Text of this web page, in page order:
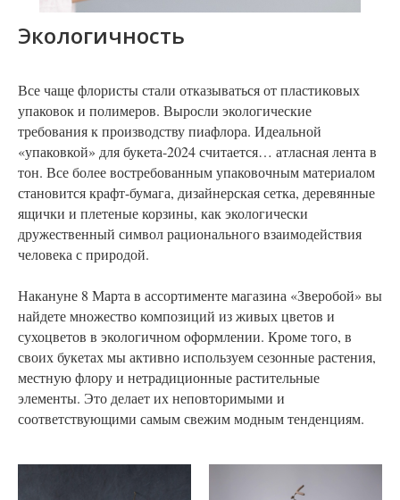
Экологичность
Все чаще флористы стали отказываться от пластиковых
упаковок и полимеров. Выросли экологические
требования к производству пиафлора. Идеальной
«упаковкой» для букета-2024 считается… атласная лента в
тон. Все более востребованным упаковочным материалом
становится крафт-бумага, дизайнерская сетка, деревянные
ящички и плетеные корзины, как экологически
дружественный символ рационального взаимодействия
человека с природой.
Накануне 8 Марта в ассортименте магазина «Зверобой» вы
найдете множество композиций из живых цветов и
сухоцветов в экологичном оформлении. Кроме того, в
своих букетах мы активно используем сезонные растения,
местную флору и нетрадиционные растительные
элементы. Это делает их неповторимыми и
соответствующими самым свежим модным тенденциям.